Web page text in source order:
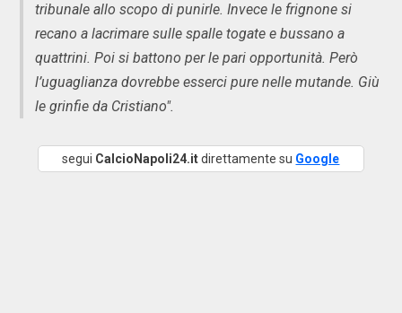
tribunale allo scopo di punirle. Invece le frignone si
recano a lacrimare sulle spalle togate e bussano a
quattrini. Poi si battono per le pari opportunità. Però
l’uguaglianza dovrebbe esserci pure nelle mutande. Giù
le grinfie da Cristiano".
segui CalcioNapoli24.itdirettamente su Google